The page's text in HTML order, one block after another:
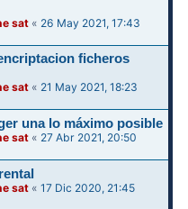
sat « 26 May 2021, 17:43
ficheros
sat « 21 May 2021, 18:23
una lo máximo posible
sat « 27 Abr 2021, 20:50
sat «17 Dic 2020, 21:45